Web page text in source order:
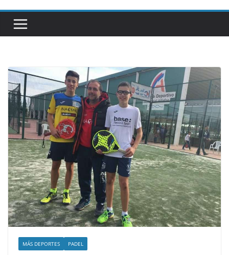
MÁS DEPORTES PADEL